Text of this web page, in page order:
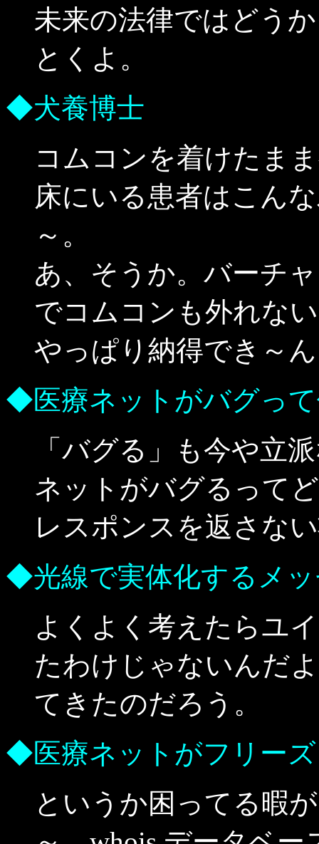
未来の法律ではどう
とくよ。
◆犬養博士
コムコンを着けたま
床にいる患者はこん
～。
あ、そうか。バーチ
でコムコンも外れな
やっぱり納得でき～
◆医療ネットがバグっ
「バグる」も今や立
ネットがバグるって
レスポンスを返さな
◆光線で実体化するメ
よくよく考えたらユ
たわけじゃないんだ
てきたのだろう。
◆医療ネットがフリー
というか困ってる暇